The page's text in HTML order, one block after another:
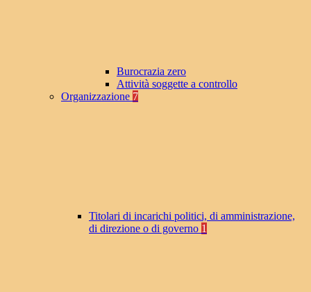
Burocrazia zero
Attività soggette a controllo
Organizzazione 7
Titolari di incarichi politici, di amministrazione,
di direzione o di governo 1